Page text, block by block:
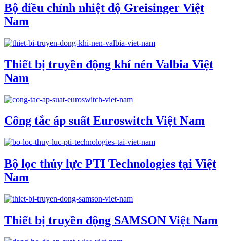
Bộ điều chỉnh nhiệt độ Greisinger Việt
Nam
Thiết bị truyền động khí nén Valbia Việt
Nam
Công tắc áp suất Euroswitch Việt Nam
Bộ lọc thủy lực PTI Technologies tại Việt
Nam
Thiết bị truyền động SAMSON Việt Nam